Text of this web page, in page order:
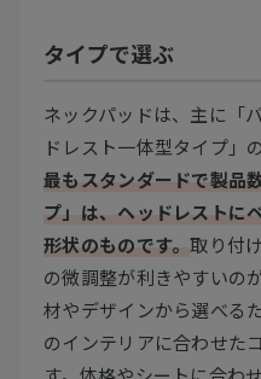
タイプで選ぶ
ネックパッドは、主に「
ドレスト一体型タイプ」
最もスタンダードで製品
プ」は、ヘッドレストに
形状のものです。取り付
の微調整が利きやすいの
材やデザインから選べる
のインテリアに合わせた